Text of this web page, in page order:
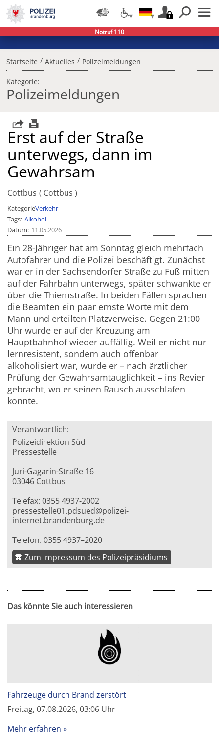
Startseite / Aktuelles / Polizeimeldungen
Kategorie:
Polizeimeldungen
Erst auf der Straße
unterwegs, dann im
Gewahrsam
Cottbus Cottbus
KategorieVerkehr
Tags Alkohol
Datum 11.05.2026
Ein 28-Jähriger hat am Sonntag gleich mehrfach
Autofahrer und die Polizei beschäftigt. Zunächst
war er in der Sachsendorfer Straße zu Fuß mitten
auf der Fahrbahn unterwegs, später schwankte er
über die Thiemstraße. In beiden Fällen sprachen
die Beamten ein paar ernste Worte mit dem
Mann und erteilten Platzverweise. Gegen 21:00
Uhr wurde er auf der Kreuzung am
Hauptbahnhof wieder auffällig. Weil er nicht nur
lernresistent, sondern auch offenbar
alkoholisiert war, wurde er – nach ärztlicher
Prüfung der Gewahrsamtauglichkeit – ins Revier
gebracht, wo er seinen Rausch ausschlafen
konnte.
Verantwortlich:
Polizeidirektion Süd
Pressestelle
Juri-Gagarin-Straße 16
03046 Cottbus
Telefax: 0355 4937-2002
pressestelle01.pdsued@polizei-
internet.brandenburg.de
Telefon: 0355 4937–2020
Zum Impressum des Polizeipräsidiums
Das könnte Sie auch interessieren
Fahrzeuge durch Brand zerstört
Freitag, 07.08.2026, 03:06 Uhr
Mehr erfahren
Notruf 110